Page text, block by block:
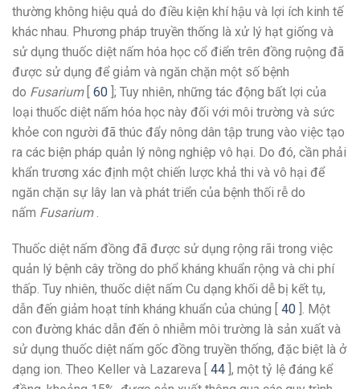
thường không hiệu quả do điều kiện khí hậu và lợi ích kinh tế
khác nhau. Phương pháp truyền thống là xử lý hạt giống và
sử dụng thuốc diệt nấm hóa học cổ điển trên đồng ruộng đã
được sử dụng để giảm và ngăn chặn một số bệnh
do Fusarium[ 60 ]; Tuy nhiên, những tác động bất lợi của
loại thuốc diệt nấm hóa học này đối với môi trường và sức
khỏe con người đã thúc đẩy nông dân tập trung vào việc tạo
ra các biện pháp quản lý nông nghiệp vô hại. Do đó, cần phải
khẩn trương xác định một chiến lược khả thi và vô hại để
ngăn chặn sự lây lan và phát triển của bệnh thối rễ do
nấm Fusarium.
Thuốc diệt nấm đồng đã được sử dụng rộng rãi trong việc
quản lý bệnh cây trồng do phổ kháng khuẩn rộng và chi phí
thấp. Tuy nhiên, thuốc diệt nấm Cu dạng khối dễ bị kết tụ,
dẫn đến giảm hoạt tính kháng khuẩn của chúng [ 40 ]. Một
con đường khác dẫn đến ô nhiễm môi trường là sản xuất và
sử dụng thuốc diệt nấm gốc đồng truyền thống, đặc biệt là ở
dạng ion. Theo Keller và Lazareva [ 44 ], một tỷ lệ đáng kể